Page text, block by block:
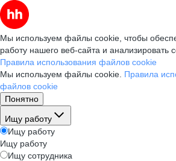
Мы используем файлы cookie, чтобы
работу нашего веб-сайта и анализировать
Правила использования файлов cookie
Мы используем файлы cookie. Правила
файлов cookie
Понятно
Ищу работу
Ищу работу
Ищу работу
Ищу сотрудника